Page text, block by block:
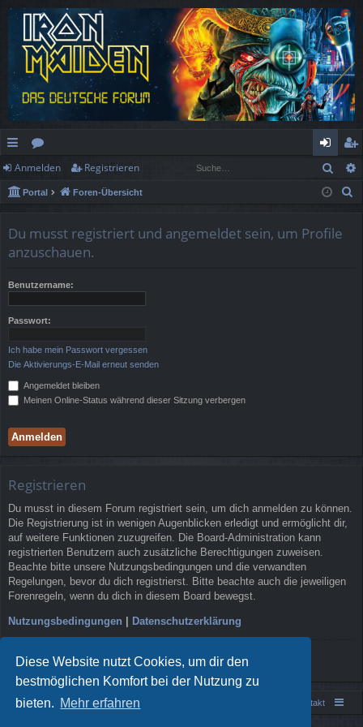
Diese Website nutzt Cookies, um dir den
bestmöglichen Komfort bei der Nutzung zu
bieten. Mehr erfahren
ch
ne
ug
f
or
en
n
m
eg
ist
Anmelden Registrieren
Portal Foren-Übersicht
Du musst registriert und angemeldet sein, um Profile
anzuschauen.
Benutzername:
Passwort:
Ich habe mein Passwort vergessen
Die Aktivierungs-E-Mail erneut senden
Angemeldet bleiben
Meinen Online-Status während dieser Sitzung verbergen
Registrieren
Du musst in diesem Forum registriert sein, um dich anmelden zu können.
Die Registrierung ist in wenigen Augenblicken erledigt und ermöglicht dir,
auf weitere Funktionen zuzugreifen. Die Board-Administration kann
registrierten Benutzern auch zusätzliche Berechtigungen zuweisen.
Beachte bitte unsere Nutzungsbedingungen und die verwandten
Regelungen, bevor du dich registrierst. Bitte beachte auch die jeweiligen
Forenregeln, wenn du dich in diesem Board bewegst.
Nutzungsbedingungen | Datenschutzerklärung
Registrieren
Portal Foren-Übersicht Kontakt